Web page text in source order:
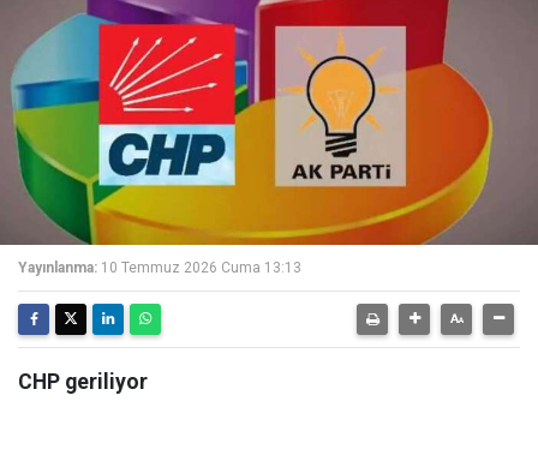
Yayınlanma: 10 Temmuz 2026 Cuma 13:13
CHP geriliyor